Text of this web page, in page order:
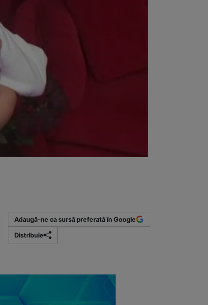
Adaugă-ne ca sursă preferată în Google
Distribuie